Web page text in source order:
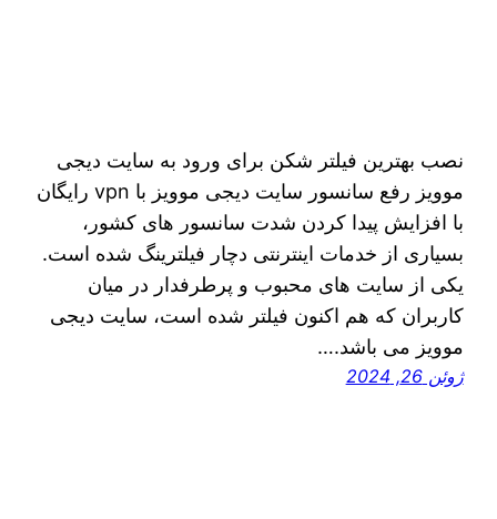
نصب بهترین فیلتر شکن برای ورود به سایت دیجی
موویز رفع سانسور سایت دیجی موویز با vpn رایگان
با افزایش پیدا کردن شدت سانسور های کشور،
بسیاری از خدمات اینترنتی دچار فیلترینگ شده است.
یکی از سایت‌ های محبوب و پرطرفدار در میان
کاربران که هم اکنون فیلتر شده است، سایت دیجی
موویز می‌ باشد.…
ژوئن 26, 2024